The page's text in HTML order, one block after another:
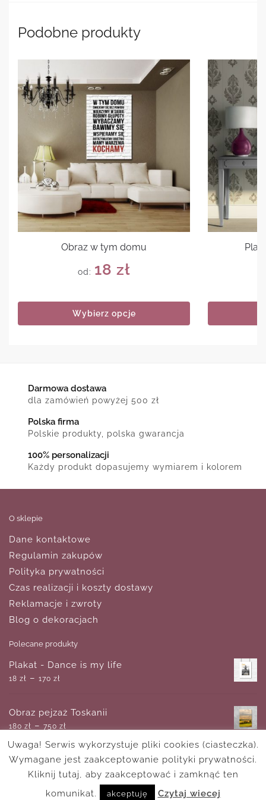
Podobne produkty
Obraz w tym domu
od: 18 zł
Wybierz opcje
Darmowa dostawa
dla zamówień powyżej 500 zł
Polska firma
Polskie produkty, polska gwarancja
100% personalizacji
Każdy produkt dopasujemy wymiarem i kolorem
O sklepie
Dane kontaktowe
Regulamin zakupów
Polityka prywatności
Czas realizacji i koszty dostawy
Reklamacje i zwroty
Blog o dekoracjach
Polecane produkty
Plakat - Dance is my life
18 zł – 170 zł
Obraz pejzaż Toskanii
180 zł – 750 zł
Plakat moja kuchnia
– 170 zł
Uwaga! Serwis wykorzystuje pliki cookies (ciasteczka).
Wymagane jest zaakceptowanie polityki prywatności.
Kliknij tutaj, aby zaakceptować i zamknąć ten
komunikat.
akceptuję Czytaj wiecej